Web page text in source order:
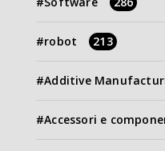
robot 213
Additive
Accessori e